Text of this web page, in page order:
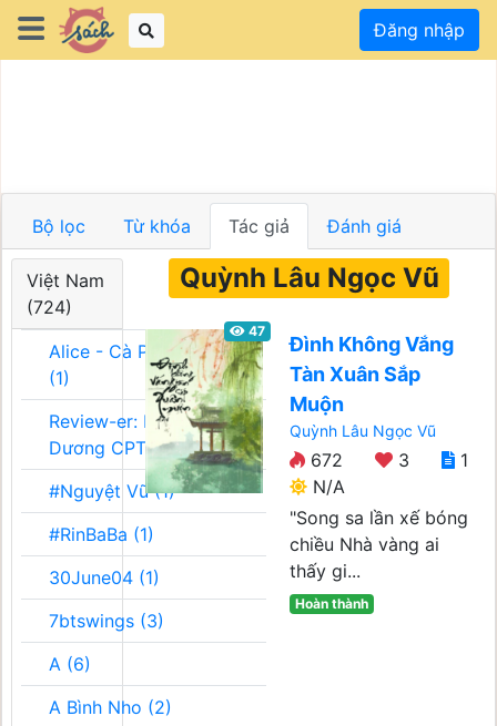
Đăng nhập
Bộ lọc Từ khóa Tác giả Đánh giá
Việt Nam
(724)
Alice - Cà Phê Team
(1)
Review-er: Dương
Dương CPT (1)
#Nguyệt Vũ (1)
#RinBaBa (1)
30June04 (1)
7btswings (3)
A (6)
A Bình Nho (2)
Quỳnh Lâu Ngọc Vũ
47
Đình Không Vắng
Tàn Xuân Sắp
Muộn
Quỳnh Lâu Ngọc Vũ
672 3
1
N/A
"Song sa lần xế bóng
chiều Nhà vàng ai
thấy gi...
Hoàn thành